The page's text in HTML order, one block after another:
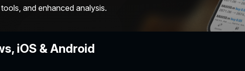
and enhanced analysis.
iOS & Android